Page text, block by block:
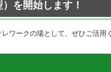
を開始します！
ワークの場として、ぜひご活用